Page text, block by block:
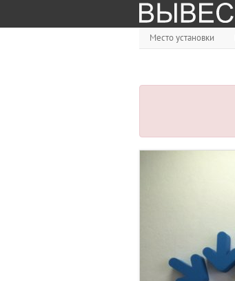
Место установки